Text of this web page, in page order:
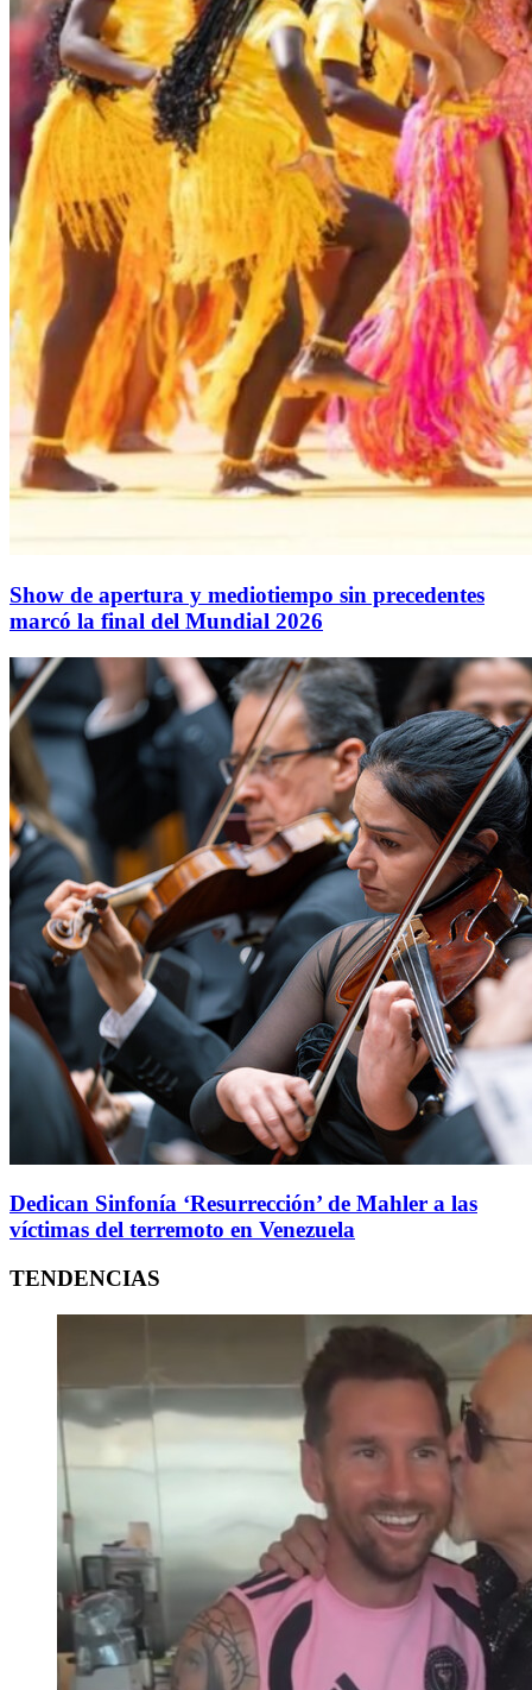
Show de apertura y mediotiempo sin precedentes
marcó la final del Mundial 2026
Dedican Sinfonía ‘Resurrección’ de Mahler a las
víctimas del terremoto en Venezuela
TENDENCIAS